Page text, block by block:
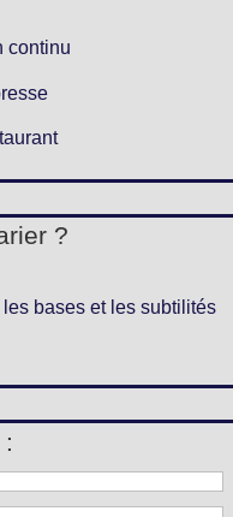
continu
?
bases et les subtilités